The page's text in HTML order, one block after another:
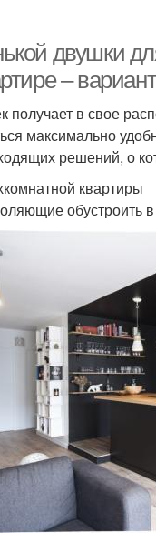
двушки
–
получает в свое
максимально
решений, о
квартиры
обустроить